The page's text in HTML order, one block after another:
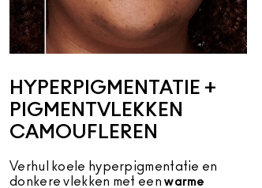
HYPERPIGMENTATIE +
PIGMENTVLEKKEN
CAMOUFLEREN
Verhul koele hyperpigmentatie en
donkere vlekken met een